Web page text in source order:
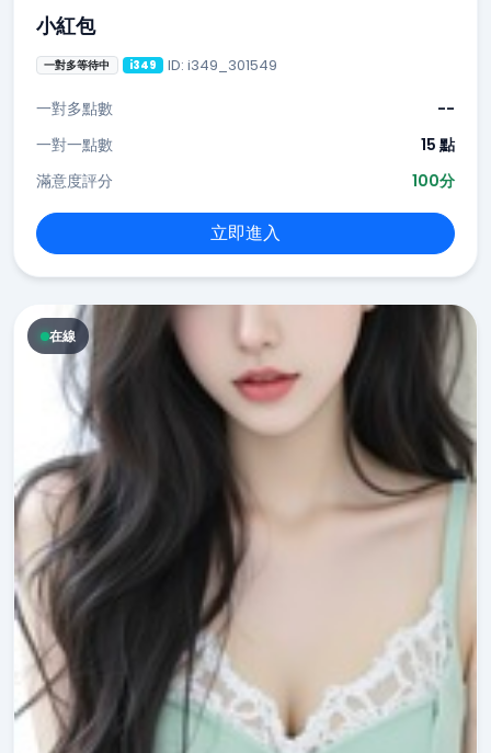
小紅包
一對多等待中 i349 ID: i349_301549
一對多點數
--
一對一點數
15 點
滿意度評分
100分
立即進入
在線